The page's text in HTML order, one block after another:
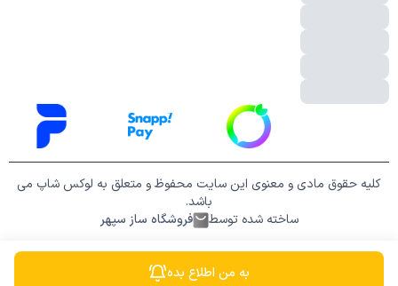
به من اطلاع بده
کلیه حقوق مادی و معنوی این سایت محفوظ و متعلق به لوکس شاپ می
باشد.
ساخته شده توسط
فروشگاه ساز سپهر